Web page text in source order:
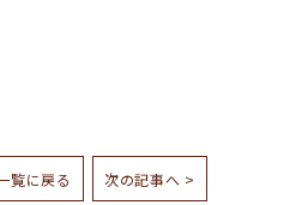
覧に戻る 次の記事へ >